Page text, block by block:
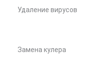
Удаление вирусов
Замена кулера